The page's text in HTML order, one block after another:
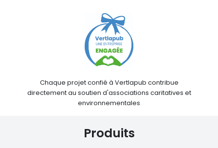
Chaque projet confié à Vertlapub contribue
directement au soutien d'associations caritatives et
environnementales
Produits